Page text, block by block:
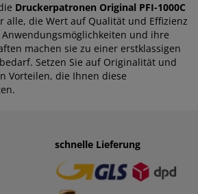
Druckerpatronen Original PFI-1000C
alle, die Wert auf Qualität und Effizienz
und ihre
machen sie zu einer erstklassigen
Setzen Sie auf Originalität und
Vorteilen, die Ihnen diese
einfaches Zahlen
· Rechnung
· Vorkasse
schnelle Lieferung